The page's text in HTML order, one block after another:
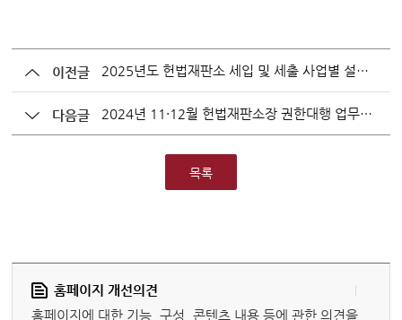
이전글 2025년도 헌법재판소 세입 및 세출 사업별 설명자료
다음글 2024년 11·12월 헌법재판소장 권한대행 업무추진비 집행내역 공개
목록
홈페이지 개선의견
홈페이지에 대한 기능, 구성, 콘텐츠 내용 등에 관한 의견을